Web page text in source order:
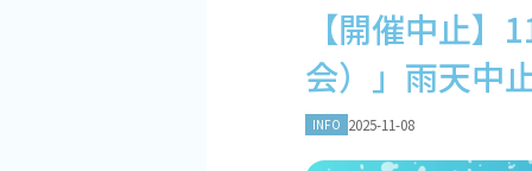
【開催中止
会）」雨天中
INFO 2025-11-08